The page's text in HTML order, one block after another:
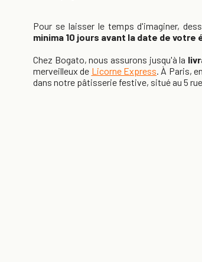
Pour se laisser le temps d'imaginer,
minima 10 jours avant la date de votre
Chez Bogato, nous assurons jusqu'à la
merveilleux de Licorne Express . À Paris,
dans notre pâtisserie festive, situé au 5